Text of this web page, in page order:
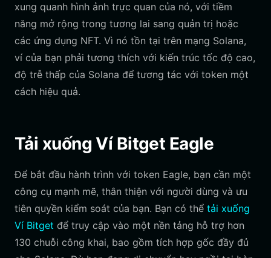
xung quanh hình ảnh trực quan của nó, với tiềm
năng mở rộng trong tương lai sang quản trị hoặc
các ứng dụng NFT. Vì nó tồn tại trên mạng Solana,
ví của bạn phải tương thích với kiến trúc tốc độ cao,
độ trễ thấp của Solana để tương tác với token một
cách hiệu quả.
Tải xuống Ví Bitget Eagle
Để bắt đầu hành trình với token Eagle, bạn cần một
công cụ mạnh mẽ, thân thiện với người dùng và ưu
tiên quyền kiểm soát của bạn. Bạn có thể tải xuống
Ví Bitget để truy cập vào một nền tảng hỗ trợ hơn
130 chuỗi công khai, bao gồm tích hợp gốc đầy đủ